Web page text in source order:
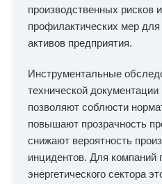
производственных рисков
профилактических мер
активов предприятия.
Инструментальные
технической
позволяют соблюсти
повышают прозрачность
снижают вероятность
инцидентов. Для
энергетического сектора